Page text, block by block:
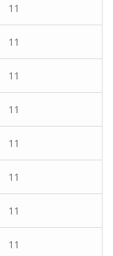
11
11
11
11
11
11
11
11